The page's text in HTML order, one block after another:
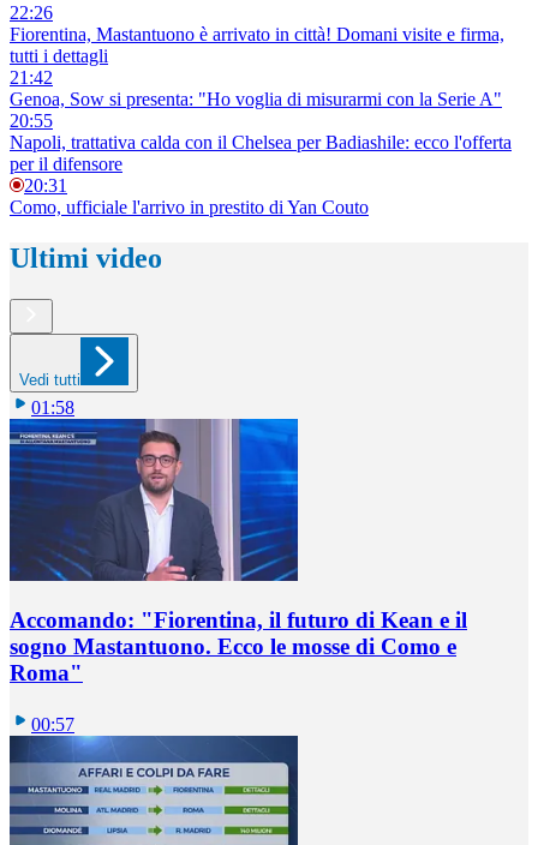
22:26
Fiorentina, Mastantuono è arrivato in città! Domani visite e firma,
tutti i dettagli
21:42
Genoa, Sow si presenta: "Ho voglia di misurarmi con la Serie A"
20:55
Napoli, trattativa calda con il Chelsea per Badiashile: ecco l'offerta
per il difensore
20:31
Como, ufficiale l'arrivo in prestito di Yan Couto
Ultimi video
Vedi tutti
01:58
Accomando: "Fiorentina, il futuro di Kean e il
sogno Mastantuono. Ecco le mosse di Como e
Roma"
00:57